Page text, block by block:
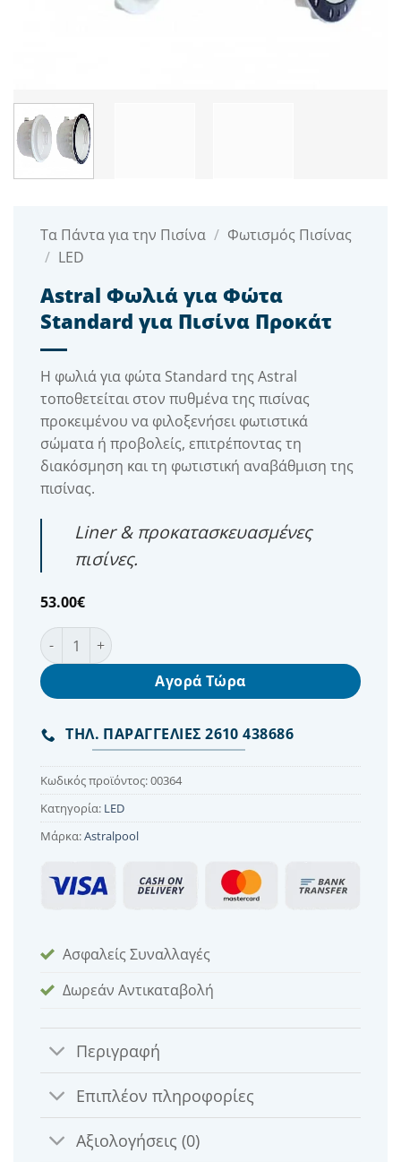
Τα Πάντα για την Πισίνα / Φωτισμός Πισίνας
/ LED
Astral Φωλιά για Φώτα
Standard για Πισίνα Προκάτ
Η φωλιά για φώτα Standard της Astral
τοποθετείται στον πυθμένα της πισίνας
προκειμένου να φιλοξενήσει φωτιστικά
σώματα ή προβολείς, επιτρέποντας τη
διακόσμηση και τη φωτιστική αναβάθμιση της
πισίνας.
Liner & προκατασκευασμένες
πισίνες.
53.00€
Astral Φωλιά για Φώτα Standard για Πισίνα Προκάτ
Αγορά Τώρα
ΤΗΛ. ΠΑΡΑΓΓΕΛΙΕΣ 2610 438686
Κωδικός προϊόντος:00364
Κατηγορία: LED
Μάρκα:Astralpool
Ασφαλείς Συναλλαγές
Δωρεάν Αντικαταβολή
Περιγραφή
Επιπλέον πληροφορίες
Αξιολογήσεις (0)